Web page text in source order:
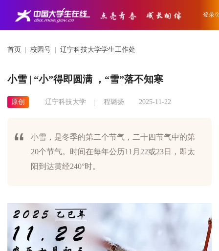
登录/
首页 校园号 辽宁科技大学学生工作处
小雪 | “小”得即圆满 ，“雪”落不知寒
原创 辽宁科技大学 程璐扬 2025-11-22
​小雪，是冬季的第二个节气，二十四节气中的第
20个节气。时间在每年公历11月22或23日，即太
阳到达黄经240°时。